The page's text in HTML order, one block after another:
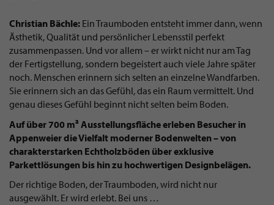
Christian Bächle: Ein Traumboden entsteht immer dann, wenn
Ästhetik, Qualität und persönlicher Lebensstil perfekt
zusammenpassen. Und vor allem – er wirkt nicht nur am Tag
der Fertigstellung, sondern begeistert auch viele Jahre später
noch. Menschen erinnern sich selten an einzelne Wandfarben.
Sie erinnern sich an das Gefühl, das ein Raum vermittelt. Und
genau dieses Gefühl beginnt nicht selten beim Boden.
Auf über 700 m² Ausstellungsfläche erleben Besucher in
Appenweier die Vielfalt moderner Bodenwelten – von
charakterstarken Echtholzböden über exklusive
Parkettlösungen bis hin zu hochwertigen Designbelägen.
Der richtige Boden, der Traumboden, wird nicht nur
ausgewählt. Er wird erlebt. Bei uns …